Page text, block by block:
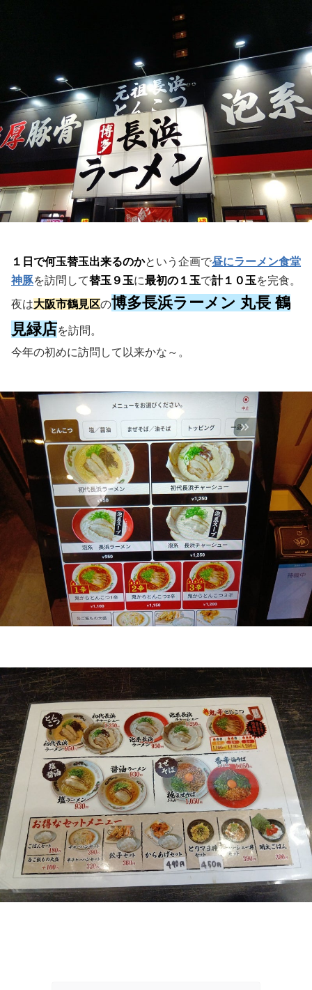
１日で何玉替玉出来るのかという企画で昼にラーメン食堂
神豚を訪問して替玉９玉に最初の１玉で計１０玉を完食。
夜は大阪市鶴見区の博多長浜ラーメン 丸長 鶴
見緑店を訪問。
今年の初めに訪問して以来かな～。